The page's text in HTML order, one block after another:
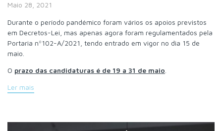
Maio 28, 2021
Durante o período pandémico foram vários os apoios previstos
em Decretos-Lei, mas apenas agora foram regulamentados pela
Portaria nº102-A/2021, tendo entrado em vigor no dia 15 de
maio.
O prazo das candidaturas é de 19 a 31 de maio
Ler mais